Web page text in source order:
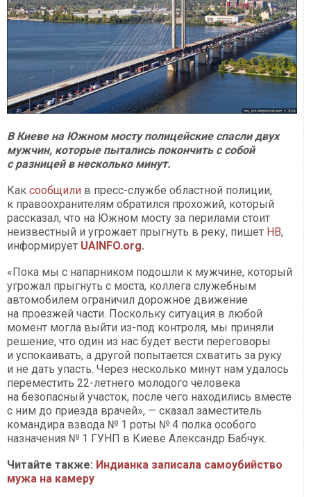
В Киеве на Южном мосту полицейские спасли двух
мужчин, которые пытались покончить с собой
с разницей в несколько минут.
Как сообщили в пресс-службе областной полиции,
к правоохранителям обратился прохожий, который
рассказал, что на Южном мосту за перилами стоит
неизвестный и угрожает прыгнуть в реку, пишет НВ,
информирует UAINFO.org.
«Пока мы с напарником подошли к мужчине, который
угрожал прыгнуть с моста, коллега служебным
автомобилем ограничил дорожное движение
на проезжей части. Поскольку ситуация в любой
момент могла выйти из-под контроля, мы приняли
решение, что один из нас будет вести переговоры
и успокаивать, а другой попытается схватить за руку
и не дать упасть. Через несколько минут нам удалось
переместить 22-летнего молодого человека
на безопасный участок, после чего находились вместе
с ним до приезда врачей», — сказал заместитель
командира взвода № 1 роты № 4 полка особого
назначения № 1 ГУНП в Киеве Александр Бабчук.
Читайте также: Индианка записала самоубийство
мужа на камеру